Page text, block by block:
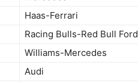
Haas-Ferrari
Racing Bulls-Red Bull Ford
Williams-Mercedes
Audi